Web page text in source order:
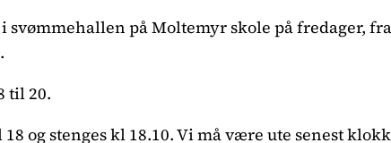
på Moltemyr skole på fredager, fra
til 20.
og stenges kl 18.10. Vi må være ute senest